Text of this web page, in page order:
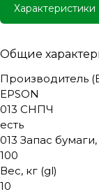
Характеристики
Общие
Производитель
EPSON
013 СНПЧ
есть
013 Запас
100
Вес, кг (gl)
10